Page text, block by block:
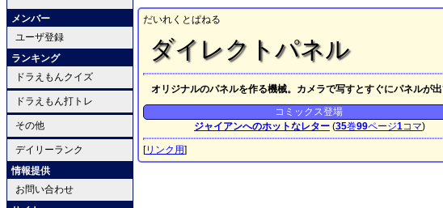
メンバー
ユーザ登録
ランキング
ドラえもんクイズ
ドラえもん打トレ
その他
デイリーランク
情報提供
お問い合わせ
だいれくとぱねる
ダイレクトパネル
オリジナルのパネルを作る機械。カメラで写すとすぐにパネルが
コミックス登場
ジャイアンへのホットなレター (35巻99ページ1コマ)
[リンク用]